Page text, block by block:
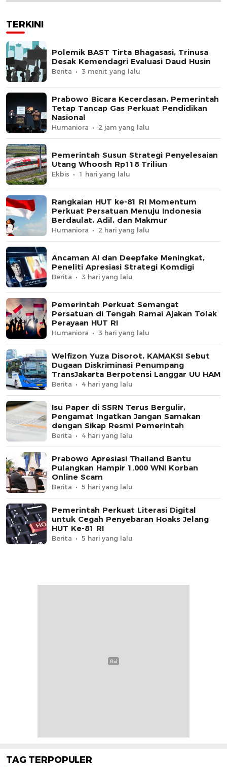
TERKINI
Polemik BAST Tirta Bhagasasi, Trinusa
Desak Kemendagri Evaluasi Daud Husin
Berita 3 menit yang lalu
Prabowo Bicara Kecerdasan, Pemerintah
Tetap Tancap Gas Perkuat Pendidikan
Nasional
Humaniora 2 jam yang lalu
Pemerintah Susun Strategi Penyelesaian
Utang Whoosh Rp118 Triliun
Ekbis 1 hari yang lalu
Rangkaian HUT ke-81 RI Momentum
Perkuat Persatuan Menuju Indonesia
Berdaulat, Adil, dan Makmur
Humaniora 2 hari yang lalu
Ancaman AI dan Deepfake Meningkat,
Peneliti Apresiasi Strategi Komdigi
Berita 3 hari yang lalu
Pemerintah Perkuat Semangat
Persatuan di Tengah Ramai Ajakan Tolak
Perayaan HUT RI
Humaniora 3 hari yang lalu
Welfizon Yuza Disorot, KAMAKSI Sebut
Dugaan Diskriminasi Penumpang
TransJakarta Berpotensi Langgar UU HAM
Berita 4 hari yang lalu
Isu Paper di SSRN Terus Bergulir,
Pengamat Ingatkan Jangan Samakan
dengan Sikap Resmi Pemerintah
Berita 4 hari yang lalu
Prabowo Apresiasi Thailand Bantu
Pulangkan Hampir 1.000 WNI Korban
Online Scam
Berita 5 hari yang lalu
Pemerintah Perkuat Literasi Digital
untuk Cegah Penyebaran Hoaks Jelang
HUT Ke-81 RI
Berita 5 hari yang lalu
TAG TERPOPULER